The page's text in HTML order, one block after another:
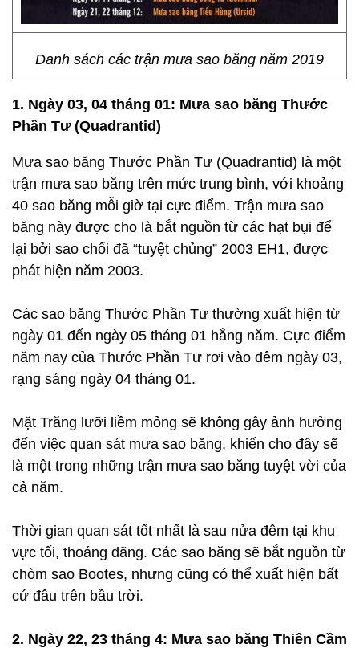
Danh sách các trận mưa sao băng năm 2019
1. Ngày 03, 04 tháng 01: Mưa sao băng Thước
Phần Tư (Quadrantid)
Mưa sao băng Thước Phần Tư (Quadrantid) là một
trận mưa sao băng trên mức trung bình, với khoảng
40 sao băng mỗi giờ tại cực điểm. Trận mưa sao
băng này được cho là bắt nguồn từ các hạt bụi để
lại bởi sao chổi đã “tuyệt chủng” 2003 EH1, được
phát hiện năm 2003.
Các sao băng Thước Phần Tư thường xuất hiện từ
ngày 01 đến ngày 05 tháng 01 hằng năm. Cực điểm
năm nay của Thước Phần Tư rơi vào đêm ngày 03,
rạng sáng ngày 04 tháng 01.
Mặt Trăng lưỡi liềm mỏng sẽ không gây ảnh hưởng
đến việc quan sát mưa sao băng, khiến cho đây sẽ
là một trong những trận mưa sao băng tuyệt vời của
cả năm.
Thời gian quan sát tốt nhất là sau nửa đêm tại khu
vực tối, thoáng đãng. Các sao băng sẽ bắt nguồn từ
chòm sao Bootes, nhưng cũng có thể xuất hiện bất
cứ đâu trên bầu trời.
2. Ngày 22, 23 tháng 4: Mưa sao băng Thiên Cầm